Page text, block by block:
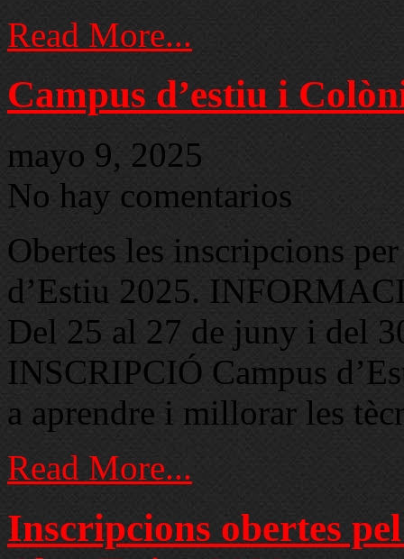
Read More...
Campus d’estiu i
mayo 9, 2025
No hay comentarios
Obertes les inscripcions
d’Estiu 2025.
Del 25 al 27 de juny i del
INSCRIPCIÓ Campus
a aprendre i millorar les
Read More...
Inscripcions obertes